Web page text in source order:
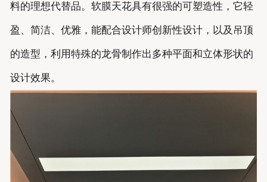
料的理想代替品。软膜天花具有很强的可塑造性，它轻
盈、简洁、优雅，能配合设计师创新性设计，以及吊顶
的造型，利用特殊的龙骨制作出多种平面和立体形状的
设计效果。